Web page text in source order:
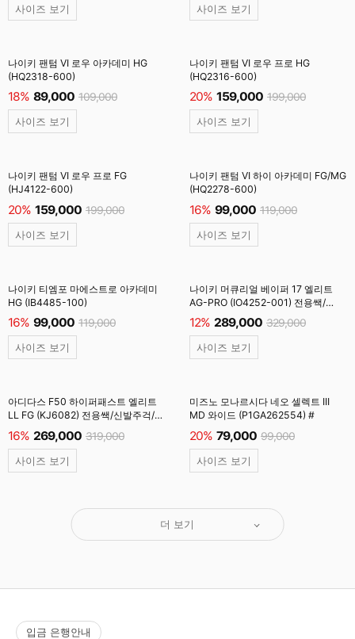
사이즈 보기 사이즈 보기
나이키 팬텀 VI 로우 아카데미 HG
(HQ2318-600)
18% 89,000 109,000
사이즈 보기
나이키 팬텀 VI 로우 프로 HG
(HQ2316-600)
20% 159,000 199,000
사이즈 보기
나이키 팬텀 VI 로우 프로 FG
(HJ4122-600)
20% 159,000 199,000
사이즈 보기
나이키 팬텀 VI 하이 아카데미 FG/MG
(HQ2278-600)
16% 99,000 119,000
사이즈 보기
나이키 티엠포 마에스트로 아카데미
HG (IB4485-100)
16% 99,000 119,000
사이즈 보기
나이키 머큐리얼 베이퍼 17 엘리트
AG-PRO (IO4252-001) 전용쌕/
주걱/양말 #
12% 289,000 329,000
사이즈 보기
아디다스 F50 하이퍼패스트 엘리트
LL FG (KJ6082) 전용쌕/신발주걱/
양말 #
16% 269,000 319,000
사이즈 보기
미즈노 모나르시다 네오 셀렉트 III
MD 와이드 (P1GA262554) #
20% 79,000 99,000
사이즈 보기
더 보기
입금 은행안내